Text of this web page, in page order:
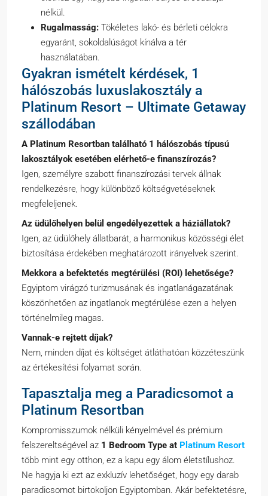
nélkül.
Rugalmasság: Tökéletes lakó- és bérleti célokra
egyaránt, sokoldalúságot kínálva a tér
használatában.
Gyakran ismételt kérdések, 1
hálószobás luxuslakosztály a
Platinum Resort – Ultimate Getaway
szállodában
A Platinum Resortban található 1 hálószobás típusú
lakosztályok esetében elérhető-e finanszírozás?
Igen, személyre szabott finanszírozási tervek állnak
rendelkezésre, hogy különböző költségvetéseknek
megfeleljenek.
Az üdülőhelyen belül engedélyezettek a háziállatok?
Igen, az üdülőhely állatbarát, a harmonikus közösségi élet
biztosítása érdekében meghatározott irányelvek szerint.
Mekkora a befektetés megtérülési (ROI) lehetősége?
Egyiptom virágzó turizmusának és ingatlanágazatának
köszönhetően az ingatlanok megtérülése ezen a helyen
történelmileg magas.
Vannak-e rejtett díjak?
Nem, minden díjat és költséget átláthatóan közzéteszünk
az értékesítési folyamat során.
Tapasztalja meg a Paradicsomot a
Platinum Resortban
Kompromisszumok nélküli kényelmével és prémium
felszereltségével az 1 Bedroom Type at Platinum Resort
több mint egy otthon, ez a kapu egy álom életstílushoz.
Ne hagyja ki ezt az exkluzív lehetőséget, hogy egy darab
paradicsomot birtokoljon Egyiptomban. Akár befektetésre,